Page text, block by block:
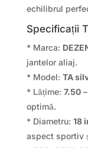
echilibrul
Specificații
* Marca:
jantelor aliaj.
* Model: TA
* Lățime: 7.50–
optimă.
* Diametru: 18
aspect sportiv